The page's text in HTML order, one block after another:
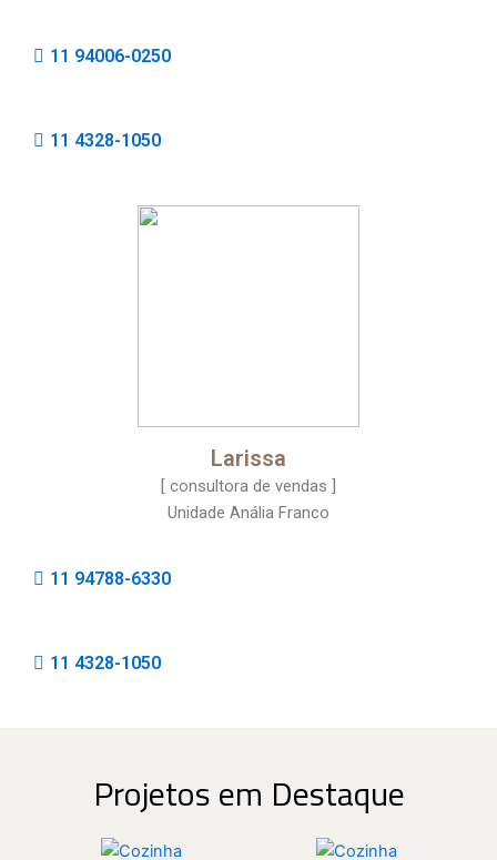
11 94006-0250
11 4328-1050
Larissa
[ consultora de vendas ]
Unidade Anália Franco
11 94788-6330
11 4328-1050
Projetos em Destaque